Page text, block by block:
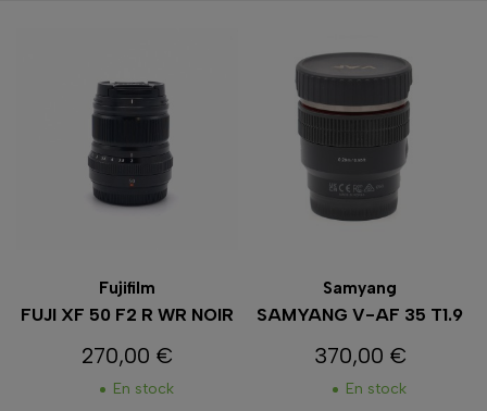
Fujifilm
FUJI XF 50 F2 R WR NOIR
Prix
270,00 €
En stock
Samyang
SAMYANG V-AF 35 T1.9
Prix
370,00 €
En stock